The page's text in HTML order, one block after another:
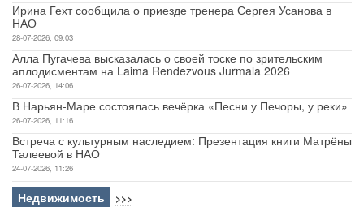
Ирина Гехт сообщила о приезде тренера Сергея Усанова в
НАО
28-07-2026, 09:03
Алла Пугачева высказалась о своей тоске по зрительским
аплодисментам на Laima Rendezvous Jurmala 2026
26-07-2026, 14:06
В Нарьян-Маре состоялась вечёрка «Песни у Печоры, у реки»
26-07-2026, 11:16
Встреча с культурным наследием: Презентация книги Матрёны
Талеевой в НАО
24-07-2026, 11:26
Недвижимость >>>